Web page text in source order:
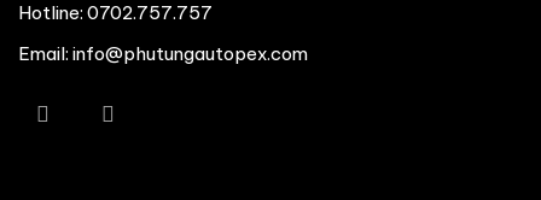
Hotline: 0702.757.757
Email: info@phutungautopex.com